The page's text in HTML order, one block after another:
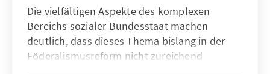
Die vielfältigen Aspekte des komplexen
Bereichs sozialer Bundesstaat machen
deutlich, dass dieses Thema bislang in der
Föderalismusreform nicht zureichend